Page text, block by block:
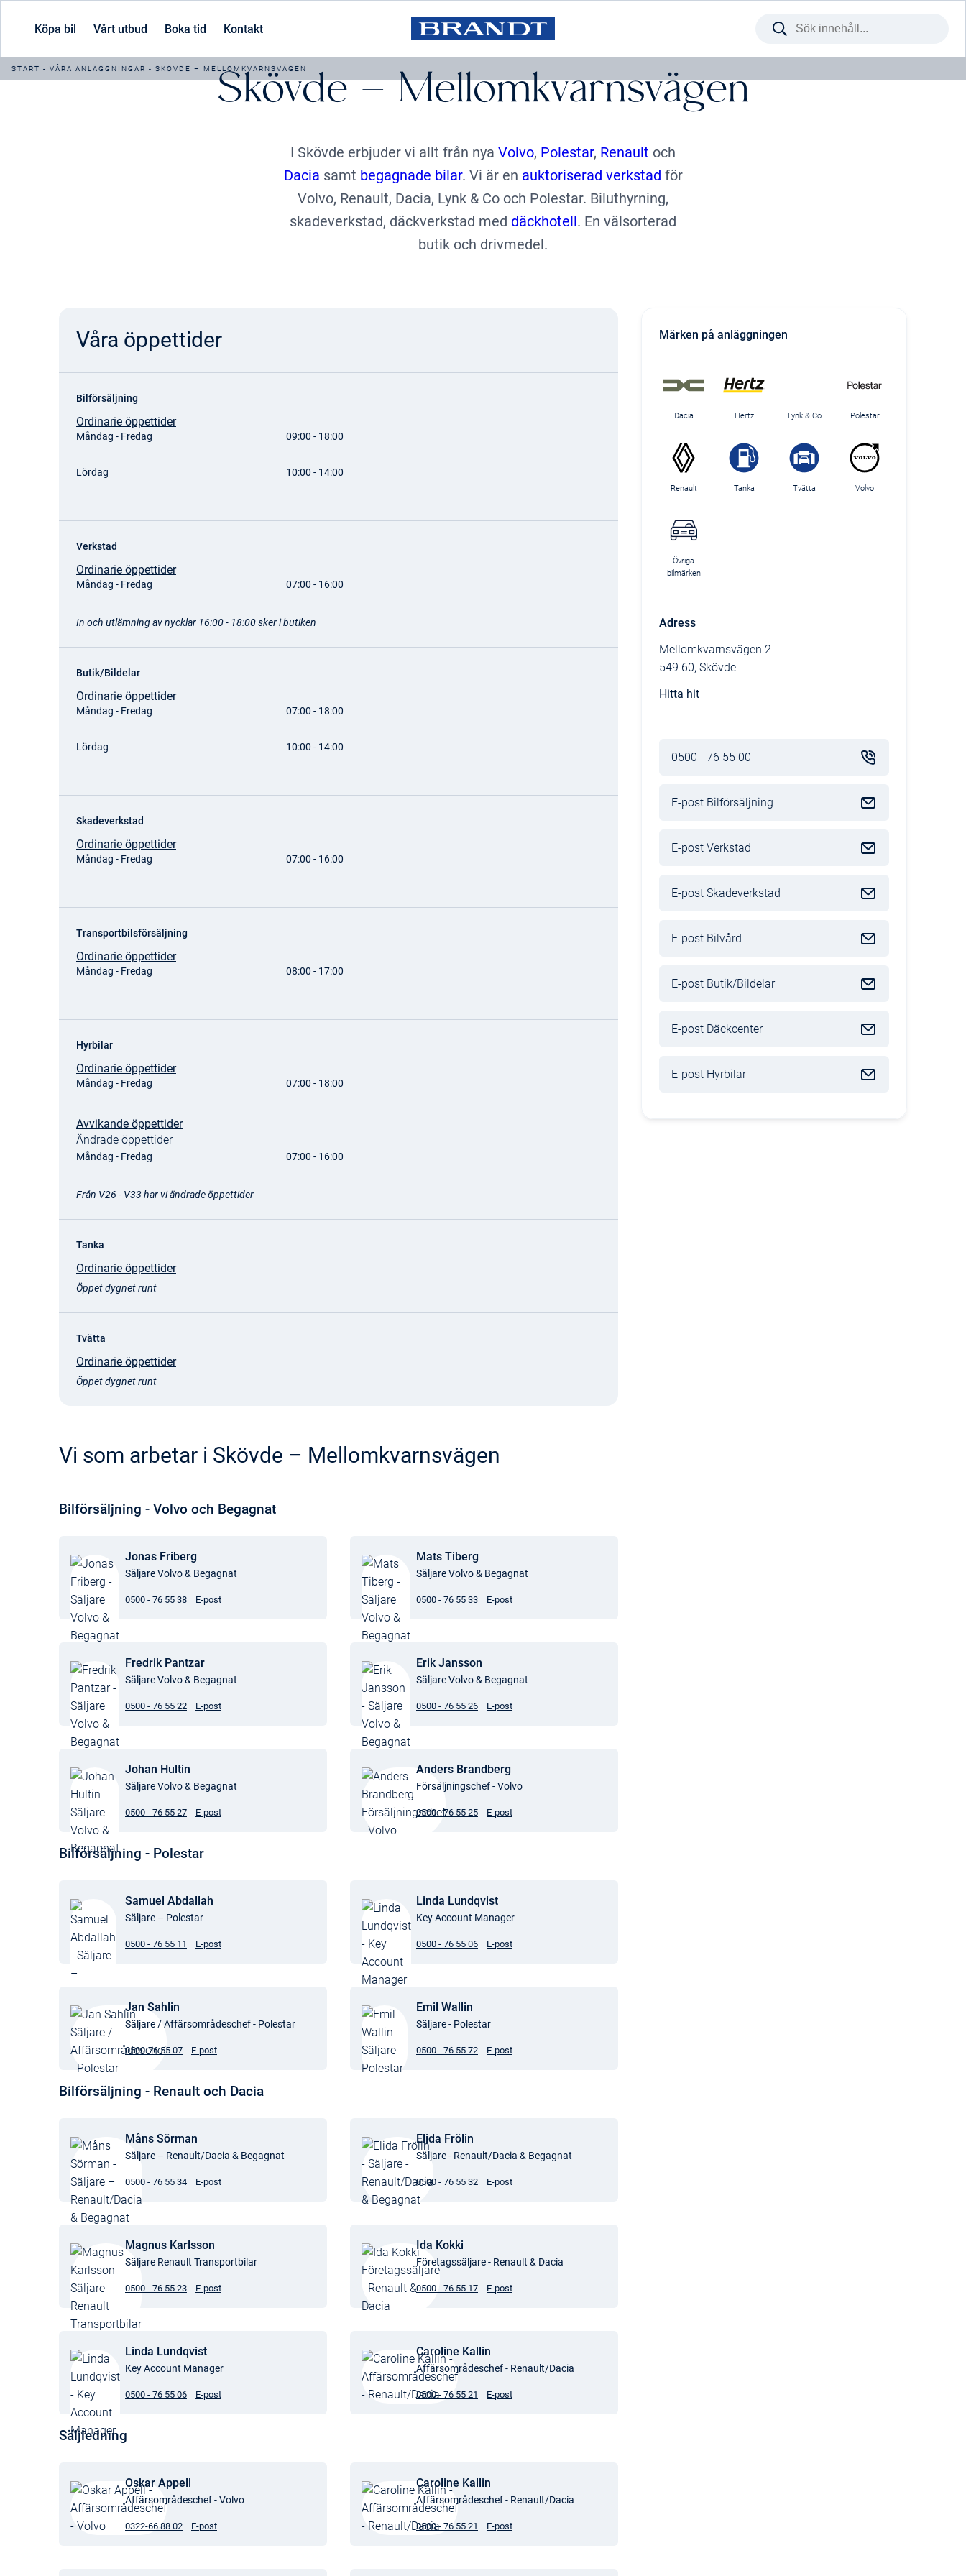
Köpa bil Vårt utbud Boka tid Kontakt
Sök
webbplatsen
START - VÅRA ANLÄGGNINGAR - SKÖVDE – MELLOMKVARNSVÄGEN
Skövde – Mellomkvarnsvägen
I Skövde erbjuder vi allt från nya Volvo, Polestar, Renault och
Dacia samt begagnade bilar. Vi är en auktoriserad verkstad för
Volvo, Renault, Dacia, Lynk & Co och Polestar. Biluthyrning,
skadeverkstad, däckverkstad med däckhotell. En välsorterad
butik och drivmedel.
Våra öppettider
Bilförsäljning
Ordinarie öppettider
Måndag - Fredag 09:00 - 18:00
Lördag 10:00 - 14:00
Verkstad
Ordinarie öppettider
Måndag - Fredag 07:00 - 16:00
In och utlämning av nycklar 16:00 - 18:00 sker i butiken
Butik/Bildelar
Ordinarie öppettider
Måndag - Fredag 07:00 - 18:00
Lördag 10:00 - 14:00
Skadeverkstad
Ordinarie öppettider
Måndag - Fredag 07:00 - 16:00
Transportbilsförsäljning
Ordinarie öppettider
Måndag - Fredag 08:00 - 17:00
Hyrbilar
Ordinarie öppettider
Måndag - Fredag 07:00 - 18:00
Avvikande öppettider
Ändrade öppettider
Måndag - Fredag 07:00 - 16:00
Från V26 - V33 har vi ändrade öppettider
Tanka
Ordinarie öppettider
Öppet dygnet runt
Tvätta
Ordinarie öppettider
Öppet dygnet runt
Märken på anläggningen
Dacia Hertz Lynk & Co Polestar
Renault Tanka Tvätta Volvo
Övriga
bilmärken
Adress
Mellomkvarnsvägen 2
549 60, Skövde
Hitta hit
0500 - 76 55 00
E-post Bilförsäljning
E-post Verkstad
E-post Skadeverkstad
E-post Bilvård
E-post Butik/Bildelar
E-post Däckcenter
E-post Hyrbilar
Vi som arbetar i Skövde – Mellomkvarnsvägen
Bilförsäljning - Volvo och Begagnat
Jonas Friberg
Säljare Volvo & Begagnat
0500 - 76 55 38 E-post
Mats Tiberg
Säljare Volvo & Begagnat
0500 - 76 55 33 E-post
Fredrik Pantzar
Säljare Volvo & Begagnat
0500 - 76 55 22 E-post
Erik Jansson
Säljare Volvo & Begagnat
0500 - 76 55 26 E-post
Johan Hultin
Säljare Volvo & Begagnat
0500 - 76 55 27 E-post
Anders Brandberg
Försäljningschef - Volvo
0500 - 76 55 25 E-post
Bilförsäljning - Polestar
Samuel Abdallah
Säljare – Polestar
0500 - 76 55 11 E-post
Linda Lundqvist
Key Account Manager
0500 - 76 55 06 E-post
Jan Sahlin
Säljare / Affärsområdeschef - Polestar
0500-76 55 07 E-post
Emil Wallin
Säljare - Polestar
0500 - 76 55 72 E-post
Bilförsäljning - Renault och Dacia
Måns Sörman
Säljare – Renault/Dacia & Begagnat
0500 - 76 55 34 E-post
Elida Frölin
Säljare - Renault/Dacia & Begagnat
0500 - 76 55 32 E-post
Magnus Karlsson
Säljare Renault Transportbilar
0500 - 76 55 23 E-post
Ida Kokki
Företagssäljare - Renault & Dacia
0500 - 76 55 17 E-post
Linda Lundqvist
Key Account Manager
0500 - 76 55 06 E-post
Caroline Kallin
Affärsområdeschef - Renault/Dacia
0500 - 76 55 21 E-post
Säljledning
Oskar Appell
Affärsområdeschef - Volvo
0322-66 88 02 E-post
Caroline Kallin
Affärsområdeschef - Renault/Dacia
0500 - 76 55 21 E-post